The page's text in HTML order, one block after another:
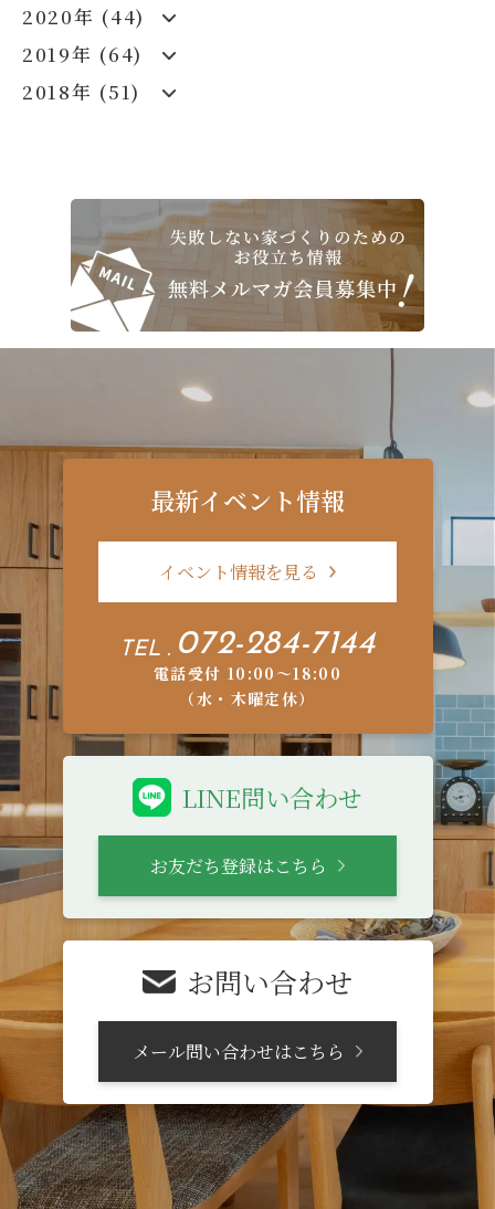
2020年 (44)
2019年 (64)
2018年 (51)
最新イベント情報
イベント情報を見る
TEL . 072-284-7144
電話受付 10:00〜18:00
（水・木曜定休）
LINE問い合わせ
お友だち登録はこちら
お問い合わせ
メール問い合わせはこちら